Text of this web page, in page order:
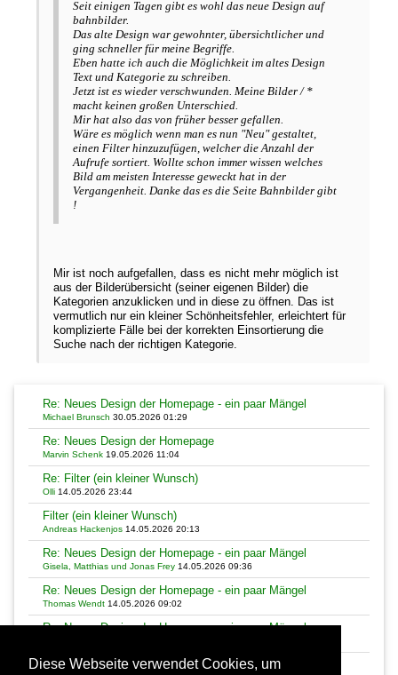
Seit einigen Tagen gibt es wohl das neue Design auf
bahnbilder.
Das alte Design war gewohnter, übersichtlicher und
ging schneller für meine Begriffe.
Eben hatte ich auch die Möglichkeit im altes Design
Text und Kategorie zu schreiben.
Jetzt ist es wieder verschwunden. Meine Bilder / *
macht keinen großen Unterschied.
Mir hat also das von früher besser gefallen.
Wäre es möglich wenn man es nun "Neu" gestaltet,
einen Filter hinzuzufügen, welcher die Anzahl der
Aufrufe sortiert. Wollte schon immer wissen welches
Bild am meisten Interesse geweckt hat in der
Vergangenheit. Danke das es die Seite Bahnbilder gibt
!
Mir ist noch aufgefallen, dass es nicht mehr möglich ist
aus der Bilderübersicht (seiner eigenen Bilder) die
Kategorien anzuklicken und in diese zu öffnen. Das ist
vermutlich nur ein kleiner Schönheitsfehler, erleichtert für
komplizierte Fälle bei der korrekten Einsortierung die
Suche nach der richtigen Kategorie.
Re: Neues Design der Homepage - ein paar Mängel
Michael Brunsch 30.05.2026 01:29
Re: Neues Design der Homepage
Marvin Schenk 19.05.2026 11:04
Re: Filter (ein kleiner Wunsch)
Olli 14.05.2026 23:44
Filter (ein kleiner Wunsch)
Andreas Hackenjos 14.05.2026 20:13
Re: Neues Design der Homepage - ein paar Mängel
Gisela, Matthias und Jonas Frey 14.05.2026 09:36
Re: Neues Design der Homepage - ein paar Mängel
Thomas Wendt 14.05.2026 09:02
Re: Neues Design der Homepage - ein paar Mängel
Re: Neues Design der Homepage - ein paar Mängel
Diese Webseite verwendet Cookies, um